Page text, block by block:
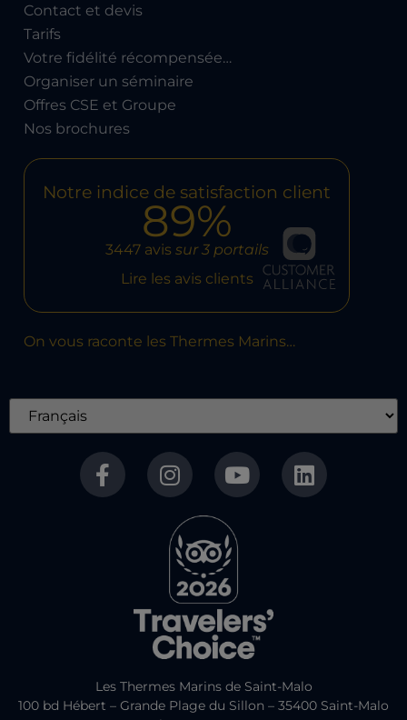
Contact et devis
Tarifs
Votre fidélité récompensée…
Organiser un séminaire
Offres CSE et Groupe
Nos brochures
Notre indice de satisfaction client
89%
3447 avis sur 3 portails
Lire les avis clients
On vous raconte les Thermes Marins…
Les Thermes Marins de Saint-Malo
100 bd Hébert – Grande Plage du Sillon – 35400 Saint-Malo